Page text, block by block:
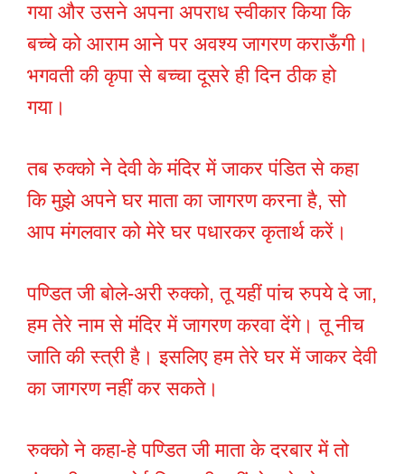
गया और उसने अपना अपराध स्वीकार किया कि
बच्चे को आराम आने पर अवश्य जागरण कराऊँगी।
भगवती की कृपा से बच्चा दूसरे ही दिन ठीक हो
गया।
तब रुक्को ने देवी के मंदिर में जाकर पंडित से कहा
कि मुझे अपने घर माता का जागरण करना है, सो
आप मंगलवार को मेरे घर पधारकर कृतार्थ करें।
पण्डित जी बोले-अरी रुक्को, तू यहीं पांच रुपये दे जा,
हम तेरे नाम से मंदिर में जागरण करवा देंगे। तू नीच
जाति की स्त्री है। इसलिए हम तेरे घर में जाकर देवी
का जागरण नहीं कर सकते।
रुक्को ने कहा-हे पण्डित जी माता के दरबार में तो